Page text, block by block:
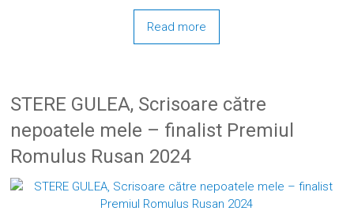
Read more
STERE GULEA, Scrisoare către
nepoatele mele – finalist Premiul
Romulus Rusan 2024